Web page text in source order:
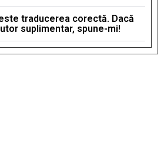
traducerea corectă. Dacă
suplimentar, spune-mi!